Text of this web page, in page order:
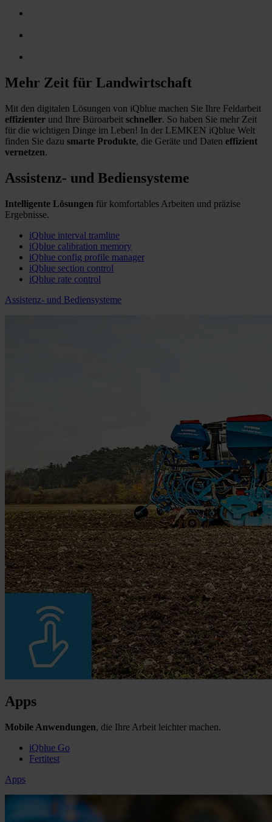
Mehr Zeit für Landwirtschaft
Mit den digitalen Lösungen von iQblue machen Sie Ihre Feldarbeit
effizienter und Ihre Büroarbeit schneller. So haben Sie mehr Zeit
für die wichtigen Dinge im Leben! In der LEMKEN iQblue Welt
finden Sie dazu smarte Produkte, die Geräte und Daten effizient
vernetzen.
Assistenz- und Bediensysteme
​Intelligente Lösungen für komfortables Arbeiten und präzise
Ergebnisse.
iQblue interval tramline
iQblue calibration memory
iQblue config profile manager
iQblue section control
iQblue rate control
Assistenz- und Bediensysteme
Apps
​Mobile Anwendungen, die Ihre Arbeit leichter machen.
iQblue Go
Fertitest
Apps